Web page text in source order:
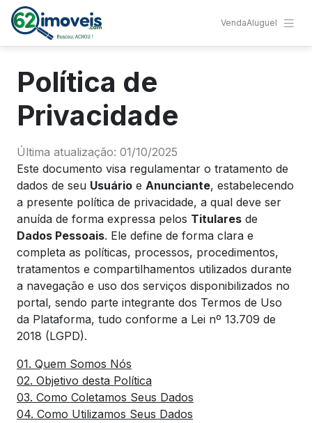
VendaAluguel
Política de
Privacidade
Última atualização: 01/10/2025
Este documento visa regulamentar o tratamento de
dados de seu Usuário e Anunciante, estabelecendo
a presente política de privacidade, a qual deve ser
anuída de forma expressa pelos Titulares de
Dados Pessoais. Ele define de forma clara e
completa as políticas, processos, procedimentos,
tratamentos e compartilhamentos utilizados durante
a navegação e uso dos serviços disponibilizados no
portal, sendo parte integrante dos Termos de Uso
da Plataforma, tudo conforme a Lei nº 13.709 de
2018 (LGPD).
01. Quem Somos Nós
02. Objetivo desta Política
03. Como Coletamos Seus Dados
04. Como Utilizamos Seus Dados